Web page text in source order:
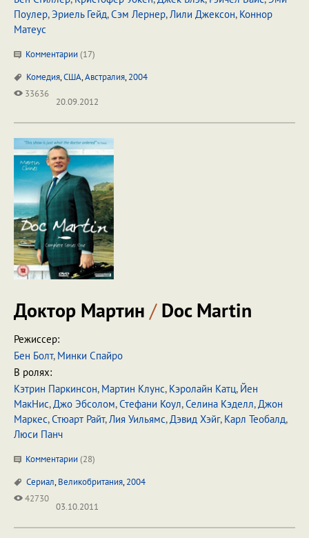
Поулер,Эриель Гейд,Сэм Лернер,Лили Джексон, Коннор
Матеус
Комментарии (17)
Комедия,США,Австралия,2004
33636
20.09.2012
Доктор Мартин /Doc Martin
Режиссер:
Бен Болт, Минки Спайро
В ролях:
Кэтрин Паркинсон, Мартин Клунс, Кэролайн Катц, Йен
МакНис,Джо Эбсолом,Стефани Коул,Селина Кэделл,Джон
Маркес,Стюарт Райт,Лия Уильямс,Дэвид Хэйг, Карл Теобалд,
Люси Панч
Комментарии (28)
Сериал,Великобритания,2004
42730
03.10.2011